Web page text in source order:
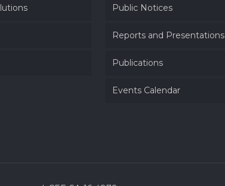
Public Notices
Reports and Presentations
Publications
Events Calendar